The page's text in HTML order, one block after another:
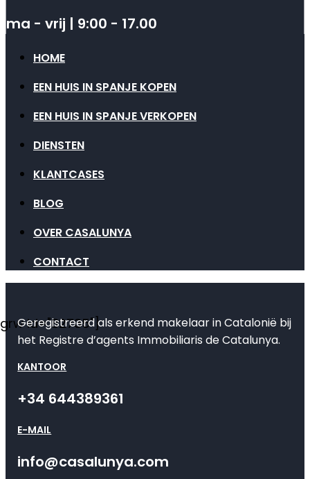
ma - vrij | 9:00 - 17.00
HOME
EEN HUIS IN SPANJE KOPEN
EEN HUIS IN SPANJE VERKOPEN
DIENSTEN
KLANTCASES
BLOG
OVER CASALUNYA
CONTACT
id="82735"]
Geregistreerd als erkend makelaar in Catalonië bij
het Registre d’agents Immobiliaris de Catalunya.
KANTOOR
+34 644389361
E-MAIL
info@casalunya.com